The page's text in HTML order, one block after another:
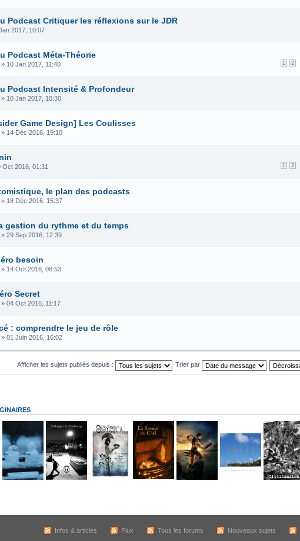
Podcast Critiquer les réflexions sur le JDR
2017, 10:07
Podcast Méta-Théorie
1 2
» 10 Jan 2017, 11:40
Podcast Intensité & Profondeur
» 10 Jan 2017, 10:30
Game Design] Les Coulisses
» 14 Déc 2016, 19:10
1 2
Oct 2016, 01:31
le plan des podcasts
» 18 Déc 2016, 15:37
gestion du rythme et du temps
» 29 Sep 2016, 12:39
besoin
» 14 Oct 2016, 08:53
Secret
» 04 Oct 2016, 11:17
: comprendre le jeu de rôle
» 01 Juin 2016, 16:02
Afficher les sujets publiés depuis : Trier par
Infos & articles Flux Tous les forums Nouveaux sujets